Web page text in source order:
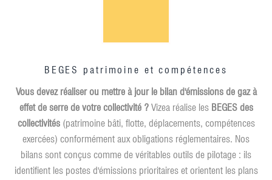
BEGES patrimoine et compétences
Vous devez réaliser ou mettre à jour le bilan d'émissions de gaz à
effet de serre de votre collectivité ?Vizea réalise les BEGES des
collectivités(patrimoine bâti, flotte, déplacements, compétences
exercées) conformément aux obligations réglementaires. Nos
bilans sont conçus comme de véritables outils de pilotage : ils
identifient les postes d'émissions prioritaires et orientent les plans